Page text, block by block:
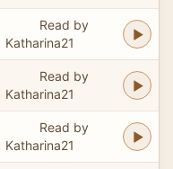
Read by
Katharina21
Read by
Katharina21
Read by
Katharina21